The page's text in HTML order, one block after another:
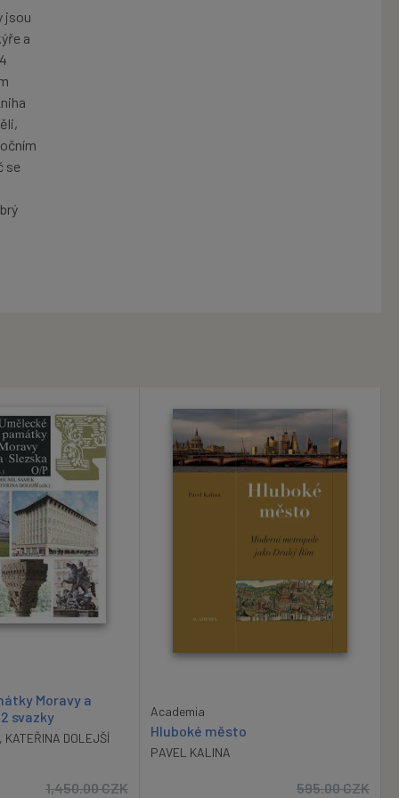
jsou
a
se
Moravy a
svazky
, KATEŘINA DOLEJŠÍ
1,450.00CZK
Academia
Hluboké město
PAVEL KALINA
595.00CZK